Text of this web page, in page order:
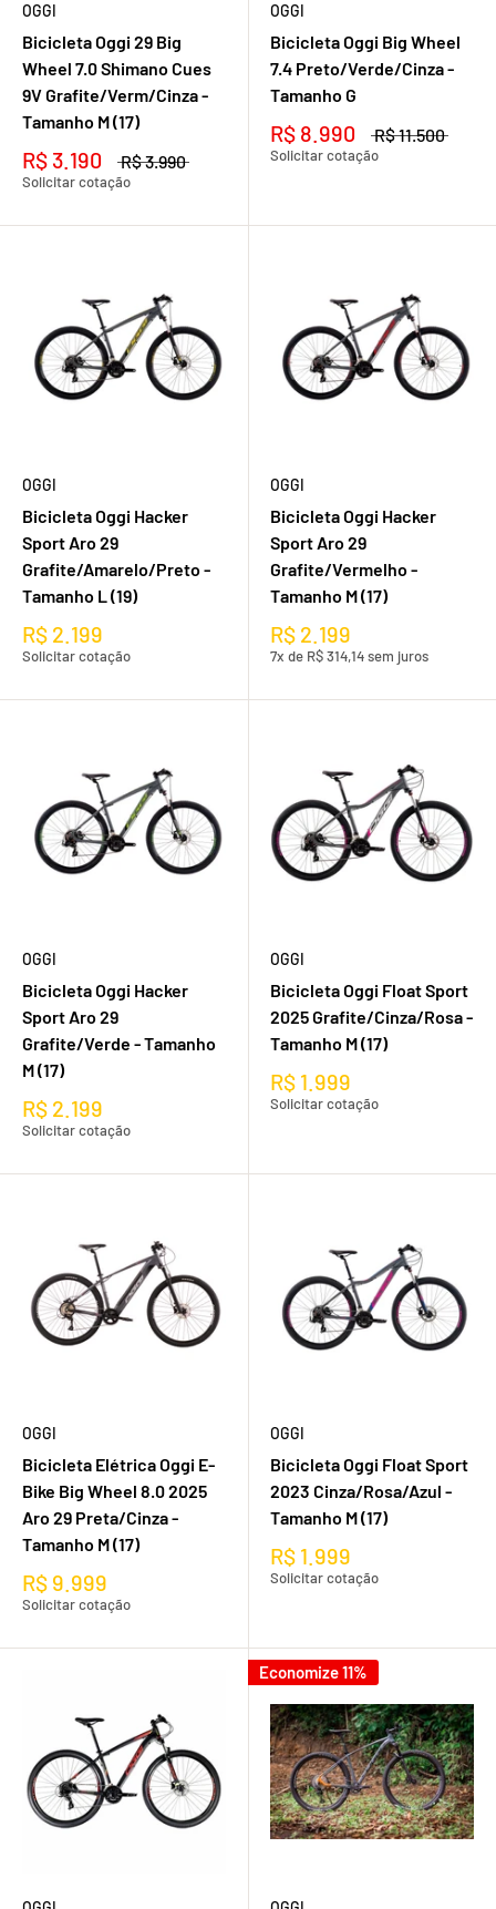
OGGI
Bicicleta Oggi 29 Big
Wheel 7.0 Shimano Cues
9V Grafite/Verm/Cinza -
Tamanho M (17)
R$ 3.190 R$ 3.990
Solicitar cotação
OGGI
Bicicleta Oggi Big Wheel
7.4 Preto/Verde/Cinza -
Tamanho G
R$ 8.990 R$ 11.500
Solicitar cotação
OGGI
Bicicleta Oggi Hacker
Sport Aro 29
Grafite/Amarelo/Preto -
Tamanho L (19)
R$ 2.199
Solicitar cotação
OGGI
Bicicleta Oggi Hacker
Sport Aro 29
Grafite/Vermelho -
Tamanho M (17)
R$ 2.199
7x de R$ 314,14 sem juros
OGGI
Bicicleta Oggi Hacker
Sport Aro 29
Grafite/Verde - Tamanho
M (17)
R$ 2.199
Solicitar cotação
OGGI
Bicicleta Oggi Float Sport
2025 Grafite/Cinza/Rosa -
Tamanho M (17)
R$ 1.999
Solicitar cotação
OGGI
Bicicleta Elétrica Oggi E-
Bike Big Wheel 8.0 2025
Aro 29 Preta/Cinza -
Tamanho M (17)
R$ 9.999
Solicitar cotação
OGGI
Bicicleta Oggi Float Sport
2023 Cinza/Rosa/Azul -
Tamanho M (17)
R$ 1.999
Solicitar cotação
Economize 11%